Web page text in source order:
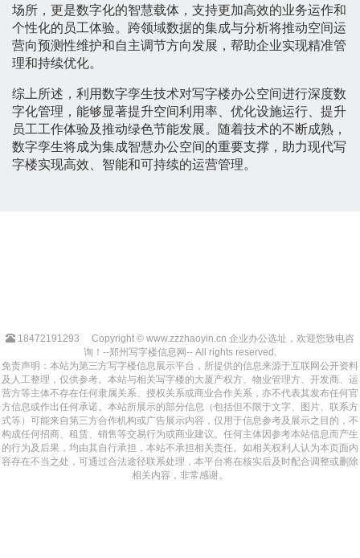
场所，更是数字化的智慧载体，支持更加高效的业务运作和
个性化的员工体验。跨领域数据的集成与分析将推动空间运
营向预测性维护和自主调节方向发展，帮助企业实现精准管
理和持续优化。
综上所述，利用数字孪生技术对写字楼办公空间进行深度数
字化管理，能够显著提升空间利用率、优化设施运行、提升
员工工作体验及推动绿色节能发展。随着技术的不断成熟，
数字孪生将成为集成智慧办公空间的重要支撑，助力现代写
字楼实现高效、智能和可持续的运营管理。
18472191293
Copyright © www.zzzhaoyin.cn 企业办公选址，欢迎您致电咨
询！--郑州写字楼信息网-- All rights reserved.
免责声明：本站为第三方写字楼信息展示平台，所提供的信息来源于互联网公开资料
及人工整理，仅供参考。本站与相关写字楼的大厦产权方、物业管理方、开发商、运
营方等主体不存在任何隶属关系、授权关系或商业合作关系，亦不代表其发布任何官
方信息或作出任何承诺。本站所展示的部分信息（包括但不限于文字、图片、联系方
式等）可能来自第三方合作机构或广告展示内容，仅用于信息参考及展示之目的，不
构成任何招商、租赁、销售等交易行为或商业建议。任何主体因参考本站信息而产生
的行为及后果，均由其自行承担，本站不承担相关责任。如相关权利人认为本页面内
容存在不当之处，可通过合法途径联系处理，本平台将在核实后及时配合调整或删除
相关内容，非常感谢。